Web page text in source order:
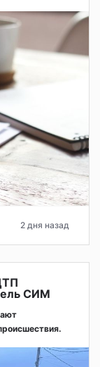
2 дня назад
СИМ